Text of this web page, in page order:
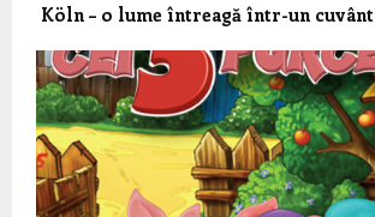
Köln – o lume întreagă într-un cuvânt